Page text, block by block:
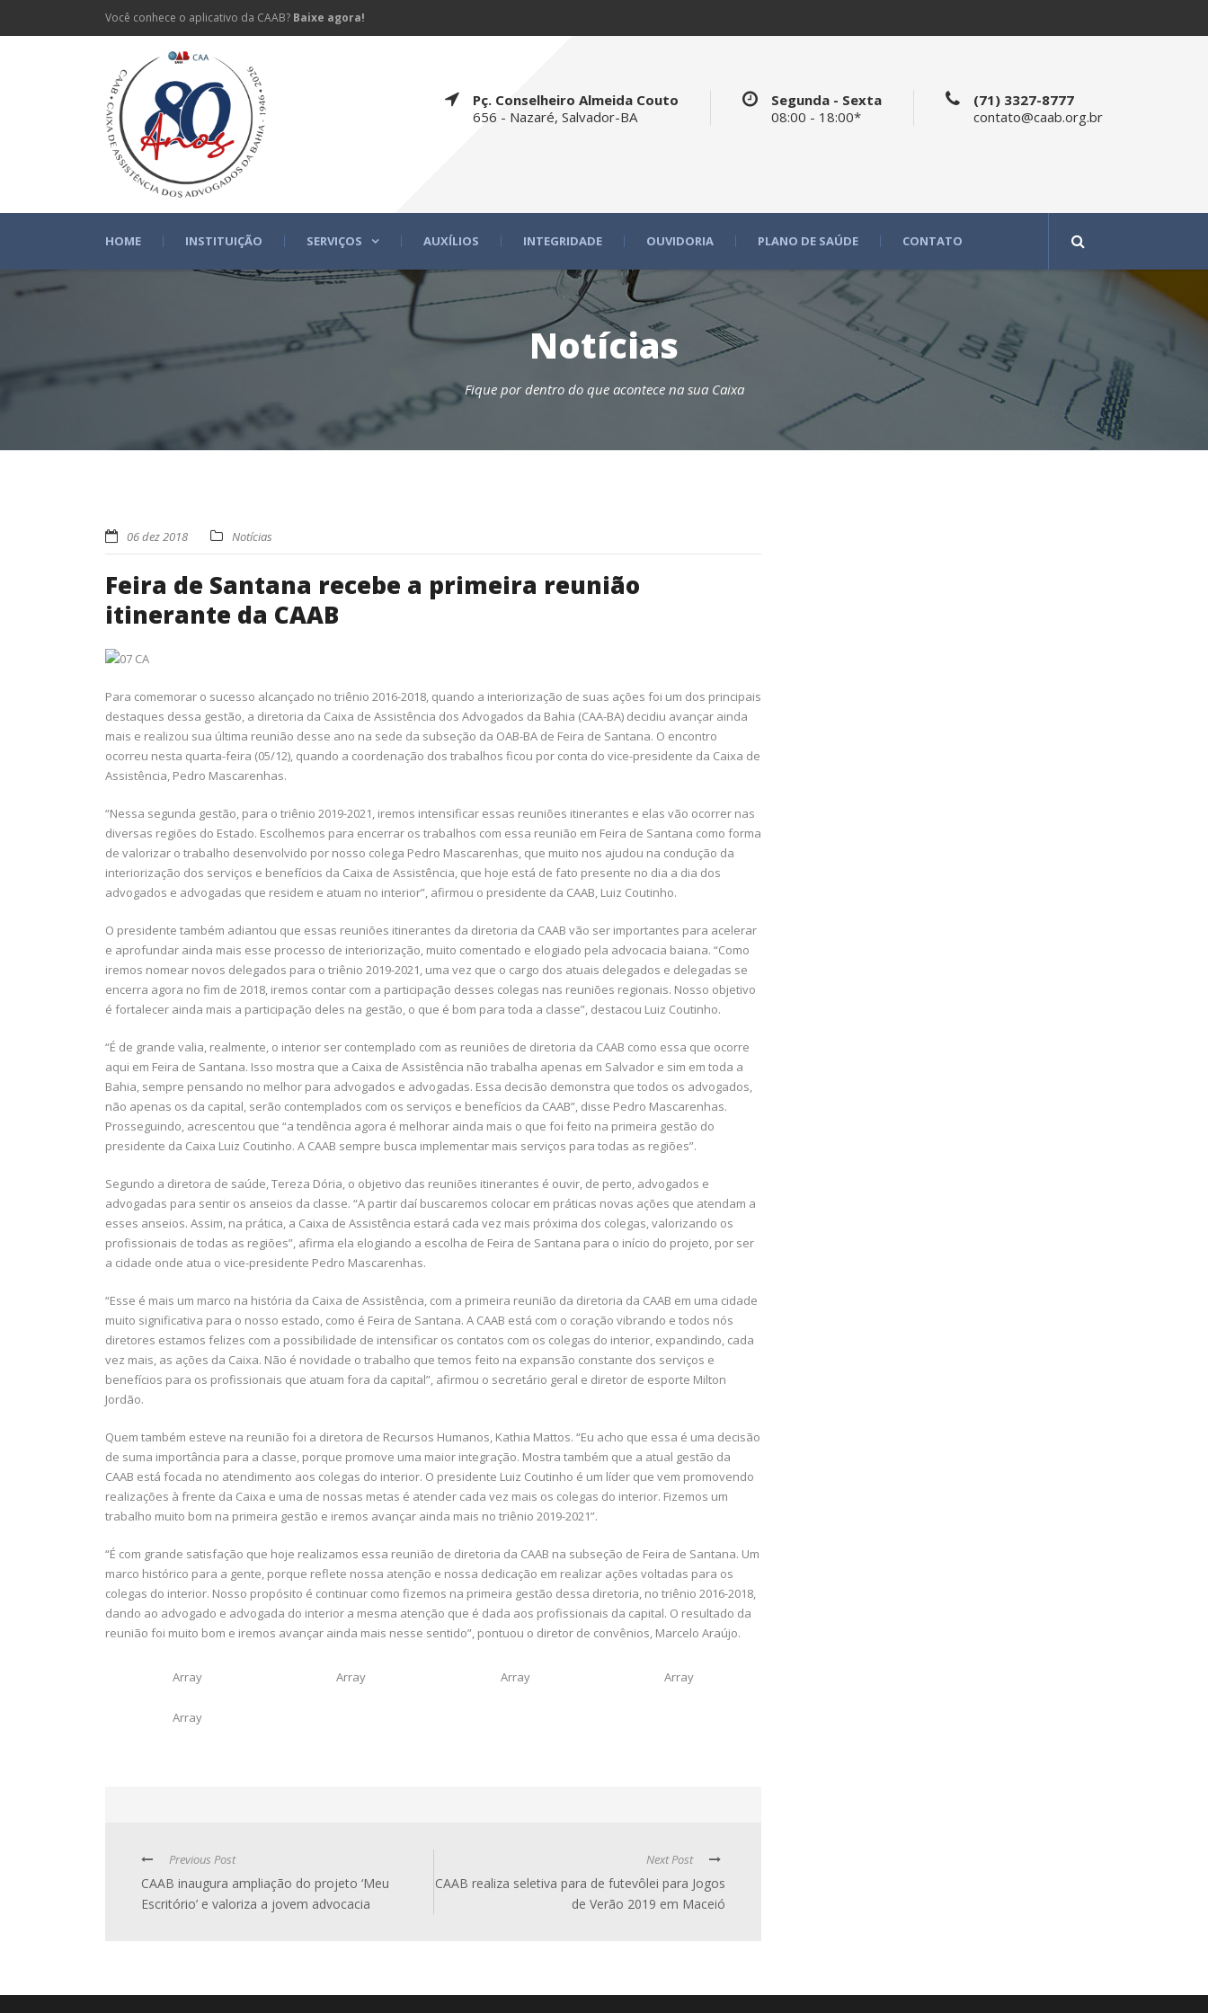
Você conhece o aplicativo da CAAB? Baixe agora!
Pç. Conselheiro Almeida Couto
656 - Nazaré, Salvador-BA
Segunda - Sexta
08:00 - 18:00*
(71) 3327-8777
contato@caab.org.br
HOME INSTITUIÇÃO SERVIÇOS AUXÍLIOS INTEGRIDADE OUVIDORIA PLANO DE SAÚDE CONTATO
Notícias
Fique por dentro do que acontece na sua Caixa
06 dez 2018 Notícias
Feira de Santana recebe a primeira reunião
itinerante da CAAB
Para comemorar o sucesso alcançado no triênio 2016-2018, quando a interiorização de suas ações foi um dos principais
destaques dessa gestão, a diretoria da Caixa de Assistência dos Advogados da Bahia (CAA-BA) decidiu avançar ainda
mais e realizou sua última reunião desse ano na sede da subseção da OAB-BA de Feira de Santana. O encontro
ocorreu nesta quarta-feira (05/12), quando a coordenação dos trabalhos ficou por conta do vice-presidente da Caixa de
Assistência, Pedro Mascarenhas.
“Nessa segunda gestão, para o triênio 2019-2021, iremos intensificar essas reuniões itinerantes e elas vão ocorrer nas
diversas regiões do Estado. Escolhemos para encerrar os trabalhos com essa reunião em Feira de Santana como forma
de valorizar o trabalho desenvolvido por nosso colega Pedro Mascarenhas, que muito nos ajudou na condução da
interiorização dos serviços e benefícios da Caixa de Assistência, que hoje está de fato presente no dia a dia dos
advogados e advogadas que residem e atuam no interior”, afirmou o presidente da CAAB, Luiz Coutinho.
O presidente também adiantou que essas reuniões itinerantes da diretoria da CAAB vão ser importantes para acelerar
e aprofundar ainda mais esse processo de interiorização, muito comentado e elogiado pela advocacia baiana. “Como
iremos nomear novos delegados para o triênio 2019-2021, uma vez que o cargo dos atuais delegados e delegadas se
encerra agora no fim de 2018, iremos contar com a participação desses colegas nas reuniões regionais. Nosso objetivo
é fortalecer ainda mais a participação deles na gestão, o que é bom para toda a classe”, destacou Luiz Coutinho.
“É de grande valia, realmente, o interior ser contemplado com as reuniões de diretoria da CAAB como essa que ocorre
aqui em Feira de Santana. Isso mostra que a Caixa de Assistência não trabalha apenas em Salvador e sim em toda a
Bahia, sempre pensando no melhor para advogados e advogadas. Essa decisão demonstra que todos os advogados,
não apenas os da capital, serão contemplados com os serviços e benefícios da CAAB”, disse Pedro Mascarenhas.
Prosseguindo, acrescentou que “a tendência agora é melhorar ainda mais o que foi feito na primeira gestão do
presidente da Caixa Luiz Coutinho. A CAAB sempre busca implementar mais serviços para todas as regiões”.
Segundo a diretora de saúde, Tereza Dória, o objetivo das reuniões itinerantes é ouvir, de perto, advogados e
advogadas para sentir os anseios da classe. “A partir daí buscaremos colocar em práticas novas ações que atendam a
esses anseios. Assim, na prática, a Caixa de Assistência estará cada vez mais próxima dos colegas, valorizando os
profissionais de todas as regiões”, afirma ela elogiando a escolha de Feira de Santana para o início do projeto, por ser
a cidade onde atua o vice-presidente Pedro Mascarenhas.
“Esse é mais um marco na história da Caixa de Assistência, com a primeira reunião da diretoria da CAAB em uma cidade
muito significativa para o nosso estado, como é Feira de Santana. A CAAB está com o coração vibrando e todos nós
diretores estamos felizes com a possibilidade de intensificar os contatos com os colegas do interior, expandindo, cada
vez mais, as ações da Caixa. Não é novidade o trabalho que temos feito na expansão constante dos serviços e
benefícios para os profissionais que atuam fora da capital”, afirmou o secretário geral e diretor de esporte Milton
Jordão.
Quem também esteve na reunião foi a diretora de Recursos Humanos, Kathia Mattos. “Eu acho que essa é uma decisão
de suma importância para a classe, porque promove uma maior integração. Mostra também que a atual gestão da
CAAB está focada no atendimento aos colegas do interior. O presidente Luiz Coutinho é um líder que vem promovendo
realizações à frente da Caixa e uma de nossas metas é atender cada vez mais os colegas do interior. Fizemos um
trabalho muito bom na primeira gestão e iremos avançar ainda mais no triênio 2019-2021”.
“É com grande satisfação que hoje realizamos essa reunião de diretoria da CAAB na subseção de Feira de Santana. Um
marco histórico para a gente, porque reflete nossa atenção e nossa dedicação em realizar ações voltadas para os
colegas do interior. Nosso propósito é continuar como fizemos na primeira gestão dessa diretoria, no triênio 2016-2018,
dando ao advogado e advogada do interior a mesma atenção que é dada aos profissionais da capital. O resultado da
reunião foi muito bom e iremos avançar ainda mais nesse sentido”, pontuou o diretor de convênios, Marcelo Araújo.
Array Array Array Array
Array
Previous Post
CAAB inaugura ampliação do projeto ‘Meu
Escritório’ e valoriza a jovem advocacia
Next Post
CAAB realiza seletiva para de futevôlei para Jogos
de Verão 2019 em Maceió